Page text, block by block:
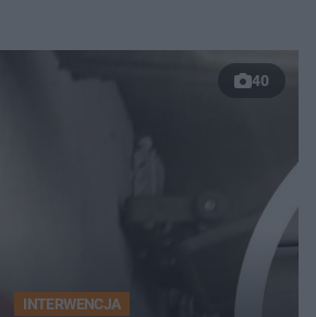
40
INTERWENCJA